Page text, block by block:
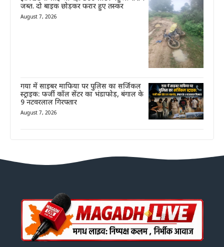
जब्त. दो बाइक छोड़कर फरार हुए तस्कर
August 7, 2026
गया में साइबर माफिया पर पुलिस का सर्जिकल
स्ट्राइक: फर्जी कॉल सेंटर का भंडाफोड़, बंगाल के
9 नटवरलाल गिरफ्तार
August 7, 2026